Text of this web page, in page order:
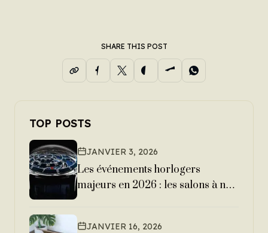
SHARE THIS POST
TOP POSTS
JANVIER 3, 2026
Les événements horlogers
majeurs en 2026 : les salons à ne
JANVIER 16, 2026